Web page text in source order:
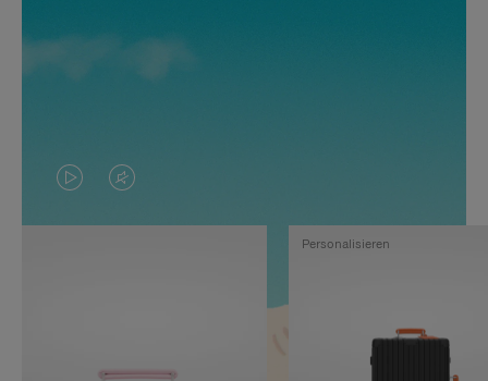
DAS
VIDEO
VIDEO
IST
Personalisieren